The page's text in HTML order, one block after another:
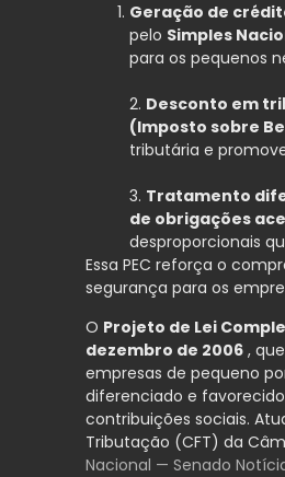
Geração de
pelo Simples
para os pequenos
2. Desconto em
(Imposto sobre
tributária e
3. Tratamento
de obrigações
desproporcionais
Essa PEC reforça o
segurança para os
O Projeto de Lei
dezembro de 2006 ,
empresas de pequeno
diferenciado e
contribuições sociais.
Tributação (CFT) da
Nacional — Senado